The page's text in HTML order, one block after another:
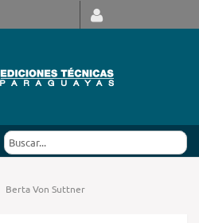
Berta Von Suttner